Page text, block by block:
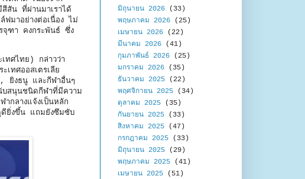
สีสัน ที่ผ่านมาเราได้
ฟมาอย่างต่อเนื่อง ไม่
จุฑา คงกระพันธ์ ซึ่ง
ทศไทย) กล่าวว่า
ทศออสเตรเลีย
, ยิงธนู และกีฬาอื่นๆ
บสนุนชนิดกีฬาที่มีความ
กลางแจ้งเป็นหลัก
ดียิ่งขึ้น แถมยังซึมซับ
มิถุนายน 2026 (33)
พฤษภาคม 2026 (25)
เมษายน 2026 (22)
มีนาคม 2026 (41)
กุมภาพันธ์ 2026 (25)
มกราคม 2026 (35)
ธันวาคม 2025 (22)
พฤศจิกายน 2025 (34)
ตุลาคม 2025 (35)
กันยายน 2025 (33)
สิงหาคม 2025 (47)
กรกฎาคม 2025 (33)
มิถุนายน 2025 (29)
พฤษภาคม 2025 (41)
เมษายน 2025 (51)